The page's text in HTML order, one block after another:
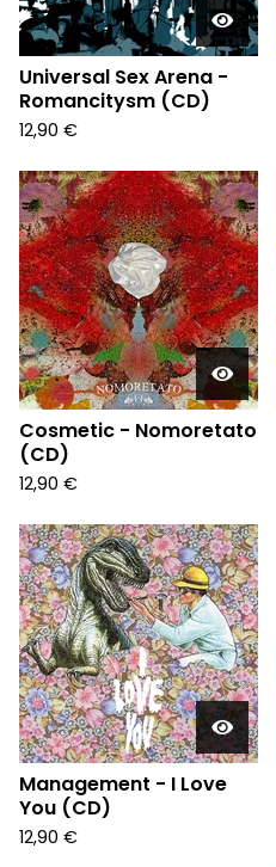
Universal Sex Arena -
Romancitysm (CD)
12,90 €
Cosmetic - Nomoretato
(CD)
12,90 €
Management - I Love
You (CD)
12,90 €